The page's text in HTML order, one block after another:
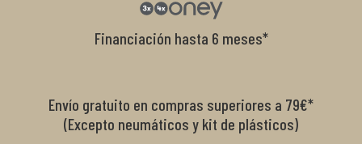
Financiación hasta 6 meses*
Envío gratuito en compras superiores a 79€*
(Excepto neumáticos y kit de plásticos)